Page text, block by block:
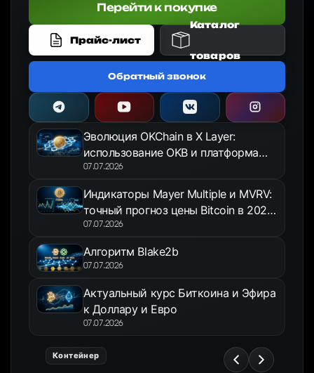
Перейти к покупке
Прайс-лист
Каталог
товаров
Обратный звонок
Эволюция OKChain в X Layer:
использование OKB и платформа
OKX Jumpstart в 2026 году
07.07.2026
Индикаторы Mayer Multiple и MVRV:
точный прогноз цены Bitcoin в 2026
году
07.07.2026
Алгоритм Blake2b
07.07.2026
Актуальный курс Биткоина и Эфира
к Доллару и Евро
07.07.2026
Контейнер